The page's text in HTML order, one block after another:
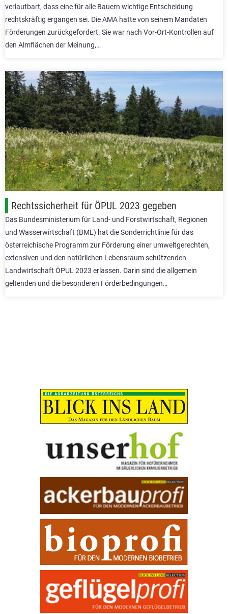
verlautbart, dass eine für alle Bauern wichtige Entscheidung
rechtskräftig ergangen sei. Die AMA hatte von seinem Mandaten
Förderungen zurückgefordert. Sie war nach Vor-Ort-Kontrollen auf
den Almflächen der Meinung,…
Rechtssicherheit für ÖPUL 2023 gegeben
Das Bundesministerium für Land- und Forstwirtschaft, Regionen
und Wasserwirtschaft (BML) hat die Sonderrichtlinie für das
österreichische Programm zur Förderung einer umweltgerechten,
extensiven und den natürlichen Lebensraum schützenden
Landwirtschaft ÖPUL 2023 erlassen. Darin sind die allgemein
geltenden und die besonderen Förderbedingungen…